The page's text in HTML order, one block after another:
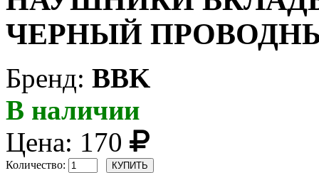
ЧЕРНЫЙ
Бренд: BBK
В наличии
Цена: 170
Количество: